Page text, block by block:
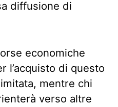
diffusione di
economiche
l’acquisto di questo
mentre chi
verso altre